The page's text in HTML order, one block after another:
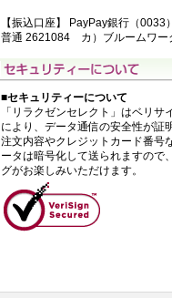
【振込口座】 PayPay銀行（0033
普通 2621084 カ）ブルームワー
■セキュリティーについて
「リラクゼンセレクト」はベリサ
により、データ通信の安全性が証
注文内容やクレジットカード番号
ータは暗号化して送られますので
グがお楽しみいただけます。